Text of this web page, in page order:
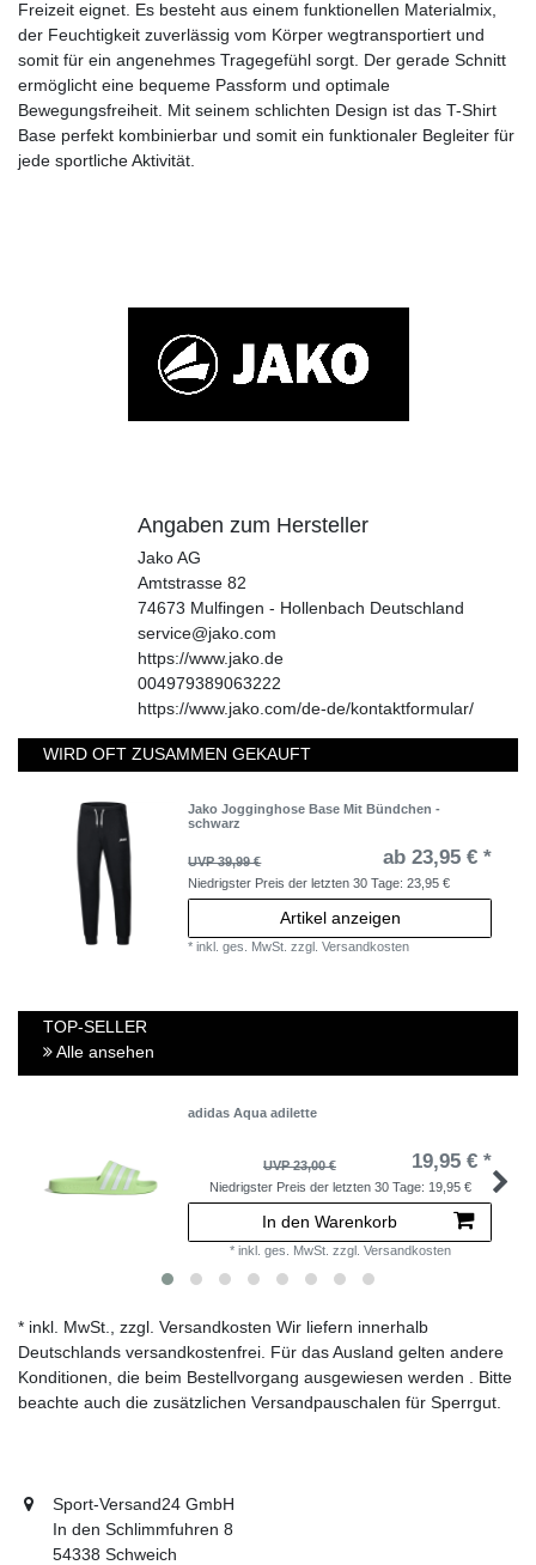
Freizeit eignet. Es besteht aus einem funktionellen Materialmix,
der Feuchtigkeit zuverlässig vom Körper wegtransportiert und
somit für ein angenehmes Tragegefühl sorgt. Der gerade Schnitt
ermöglicht eine bequeme Passform und optimale
Bewegungsfreiheit. Mit seinem schlichten Design ist das T-Shirt
Base perfekt kombinierbar und somit ein funktionaler Begleiter für
jede sportliche Aktivität.
Angaben zum Hersteller
Jako AG
Amtstrasse 82
74673 Mulfingen - Hollenbach Deutschland
service@jako.com
https://www.jako.de
004979389063222
https://www.jako.com/de-de/kontaktformular/
WIRD OFT ZUSAMMEN GEKAUFT
Jako Jogginghose Base Mit Bündchen -
schwarz
UVP 39,99 € ab 23,95 € *
Niedrigster Preis der letzten 30 Tage:23,95 €
Artikel anzeigen
*inkl. ges. MwSt. zzgl.Versandkosten
TOP-SELLER
Alle ansehen
adidas Aqua adilette
UVP 23,00 € 19,95 € *
Niedrigster Preis der letzten 30 Tage: 19,95 €
In den Warenkorb
* inkl. ges. MwSt. zzgl. Versandkosten
* inkl. MwSt., zzgl. Versandkosten Wir liefern innerhalb
Deutschlands versandkostenfrei. Für das Ausland gelten andere
Konditionen, die beim Bestellvorgang ausgewiesen werden . Bitte
beachte auch die zusätzlichen Versandpauschalen für Sperrgut.
Sport-Versand24 GmbH
In den Schlimmfuhren 8
54338 Schweich